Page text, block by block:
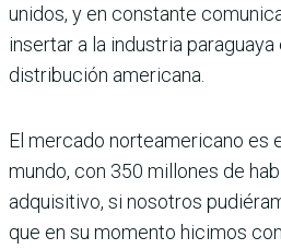
unidos, y en constante
insertar a la industria
distribución americana.
El mercado norteamericano es
mundo, con 350 millones de
adquisitivo, si nosotros
que en su momento hicimos